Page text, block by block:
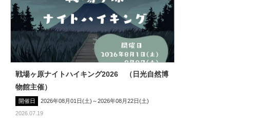
戦場ヶ原ナイトハイキング2026 （日光自然博
物館主催）
開催日
2026年08月01日(土)～2026年08月22日(土)
2026.07.19